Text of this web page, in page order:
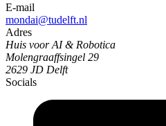
E-mail
mondai@tudelft.nl
Adres
Huis voor AI & Robotica
Molengraaffsingel 29
2629 JD Delft
Socials